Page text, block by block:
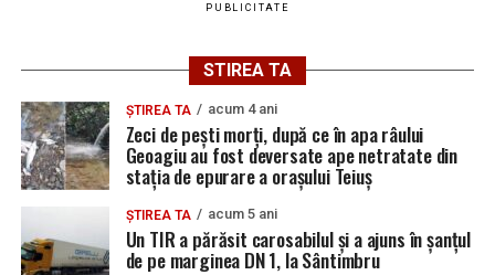
PUBLICITATE
STIREA TA
ȘTIREA TA acum 4 ani
Zeci de pești morți, după ce în apa râului
Geoagiu au fost deversate ape netratate din
stația de epurare a orașului Teiuș
ȘTIREA TA acum 5 ani
Un TIR a părăsit carosabilul și a ajuns în șanțul
de pe marginea DN 1, la Sântimbru